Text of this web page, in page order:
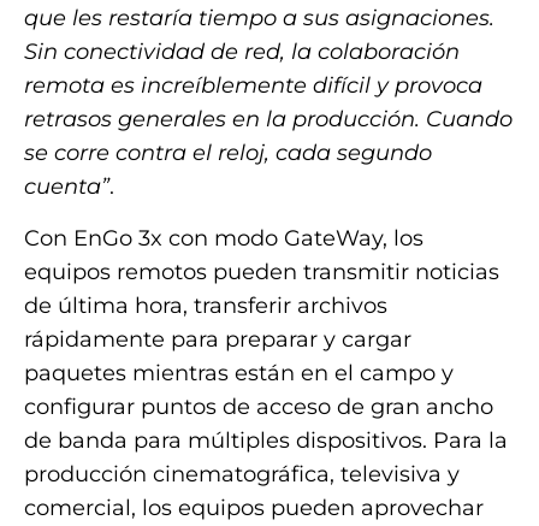
que les restaría tiempo a sus asignaciones.
Sin conectividad de red, la colaboración
remota es increíblemente difícil y provoca
retrasos generales en la producción. Cuando
se corre contra el reloj, cada segundo
cuenta”.
Con EnGo 3x con modo GateWay, los
equipos remotos pueden transmitir noticias
de última hora, transferir archivos
rápidamente para preparar y cargar
paquetes mientras están en el campo y
configurar puntos de acceso de gran ancho
de banda para múltiples dispositivos. Para la
producción cinematográfica, televisiva y
comercial, los equipos pueden aprovechar